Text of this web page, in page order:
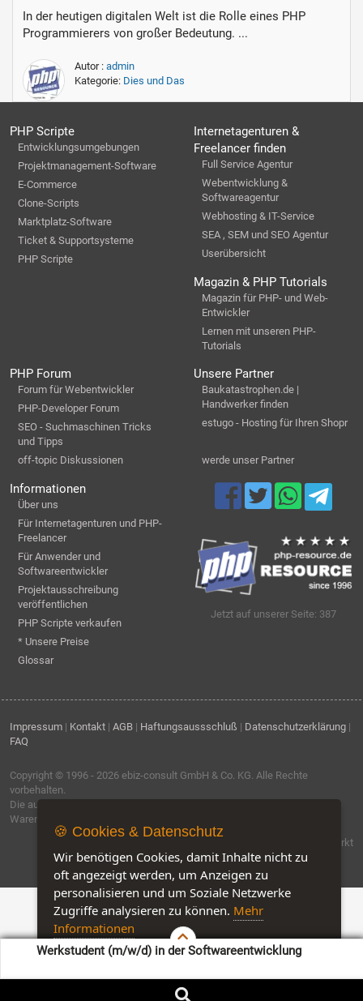
In der heutigen digitalen Welt ist die Rolle eines PHP
Programmierers von großer Bedeutung. ...
Autor : admin
Kategorie: Dies und Das
Werkstudent (m/w/d) in der Softwareentwicklung
PHP Scripte
Entwicklungsumgebungen
Projektmanagement-Software
E-Commerce
Clone-Scripts
Marktplatz-Software
Ticket & Supportsysteme
PHP Scripte
Internetagenturen &
Freelancer finden
Full Service Agentur
Webentwicklung &
Softwareagentur
Webhosting & IT-Service
SEA , SEM und SEO Agentur
Userübersicht
Magazin & PHP Tutorials
Magazin für PHP- und Web-
Entwickler
Lernen mit unseren PHP-
Tutorials
PHP Forum
Forum für Webentwickler
PHP-Developer Forum
SEO - Suchmaschinen Tricks
und Tipps
off-topic Diskussionen
Unsere Partner
Baukatastrophen.de |
Handwerker finden
estugo - Hosting für Ihren Shopr
werde unser Partner
Informationen
Über uns
Für Internetagenturen und PHP-
Freelancer
Für Anwender und
Softwareentwickler
Projektausschreibung
veröffentlichen
PHP Scripte verkaufen
* Unsere Preise
Glossar
Jetzt auf unserer Seite: 387
Impressum | Kontakt | AGB | Haftungsaussschluß | Datenschutzerklärung |
FAQ
Copyright © 1996 - 2026 ebiz-consult GmbH & Co. KG. Alle Rechte
vorbehalten.
Die auf dieser Seite verwendeten Produktbezeichnungen, Namen und
Warenzeichen sind Eigentum der jeweiligen Firmen.
Software by IQ-Markt
🍪 Cookies & Datenschutz
Wir benötigen Cookies, damit Inhalte nicht zu
oft angezeigt werden, um Anzeigen zu
personalisieren und um Soziale Netzwerke
Zugriffe analysieren zu können. Mehr
Informationen
Customise Cookies